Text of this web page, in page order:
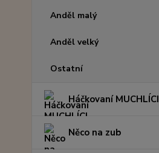
Anděl malý
Anděl velký
Ostatní
Háčkovaní MUCHLÍCI
Něco na zub